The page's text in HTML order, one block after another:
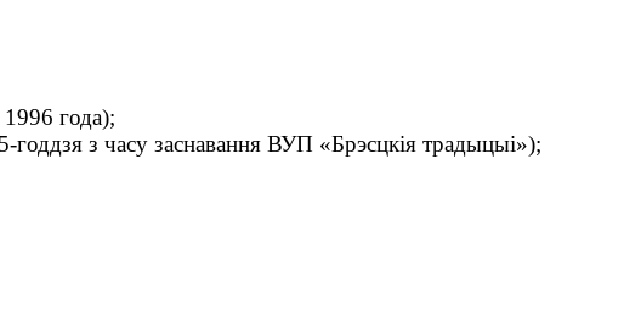
года);
годдзя з часу заснавання ВУП «Брэсцкія традыцыі»);